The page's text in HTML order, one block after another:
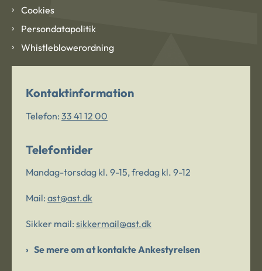
Cookies
Persondatapolitik
Whistleblowerordning
Kontaktinformation
Telefon: 33 41 12 00
Telefontider
Mandag-torsdag kl. 9-15, fredag kl. 9-12
Mail: ast@ast.dk
Sikker mail: sikkermail@ast.dk
Se mere om at kontakte Ankestyrelsen